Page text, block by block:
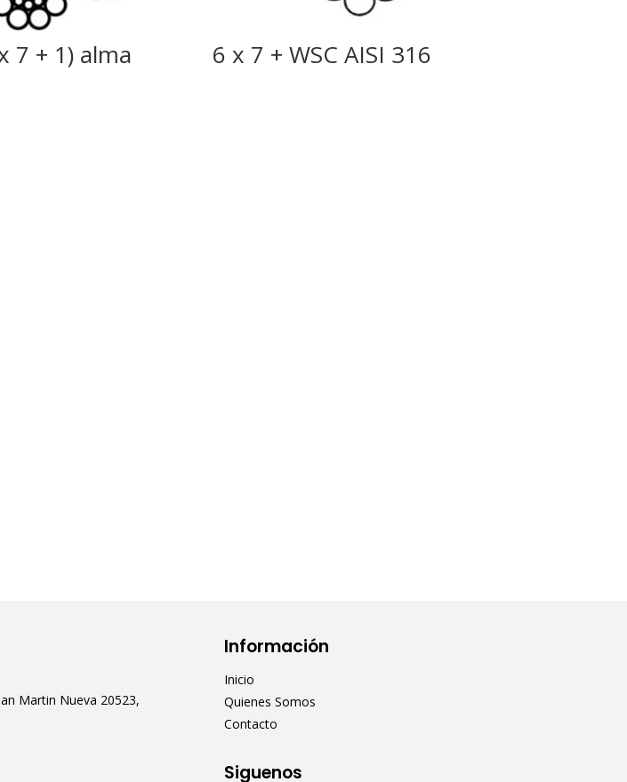
7 + 1) alma 6 x 7 + WSC AISI 316
Martin Nueva 20523,
Información
Inicio
Quienes Somos
Contacto
Siguenos